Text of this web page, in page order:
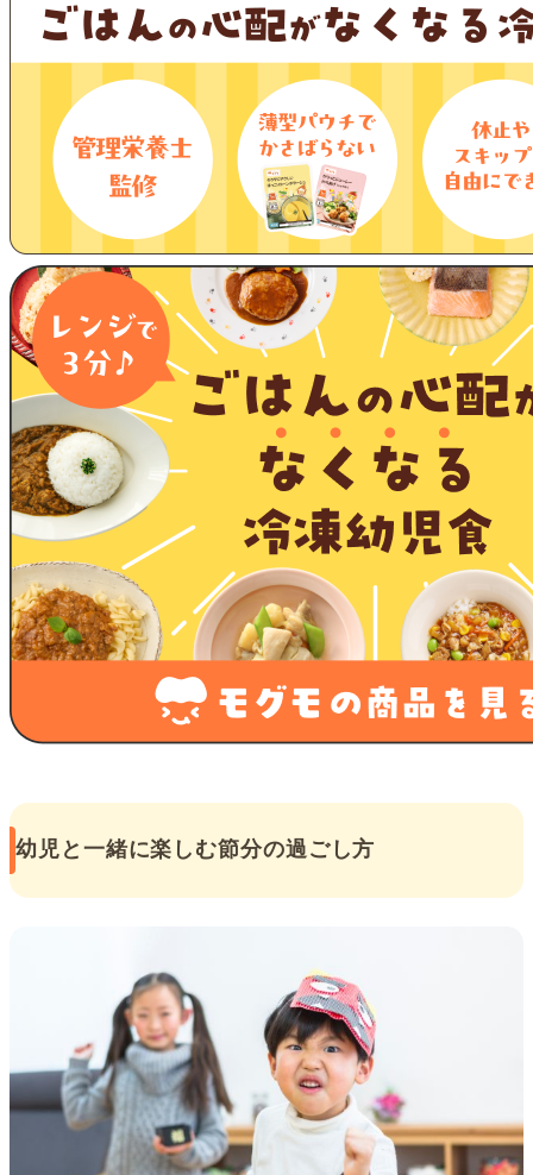
幼児と一緒に楽しむ節分の過ごし方